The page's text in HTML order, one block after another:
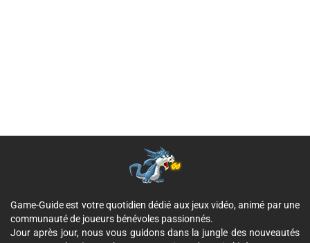
Game-Guide est votre quotidien dédié aux jeux vidéo, animé par une
communauté de joueurs bénévoles passionnés.
Jour après jour, nous vous guidons dans la jungle des nouveautés